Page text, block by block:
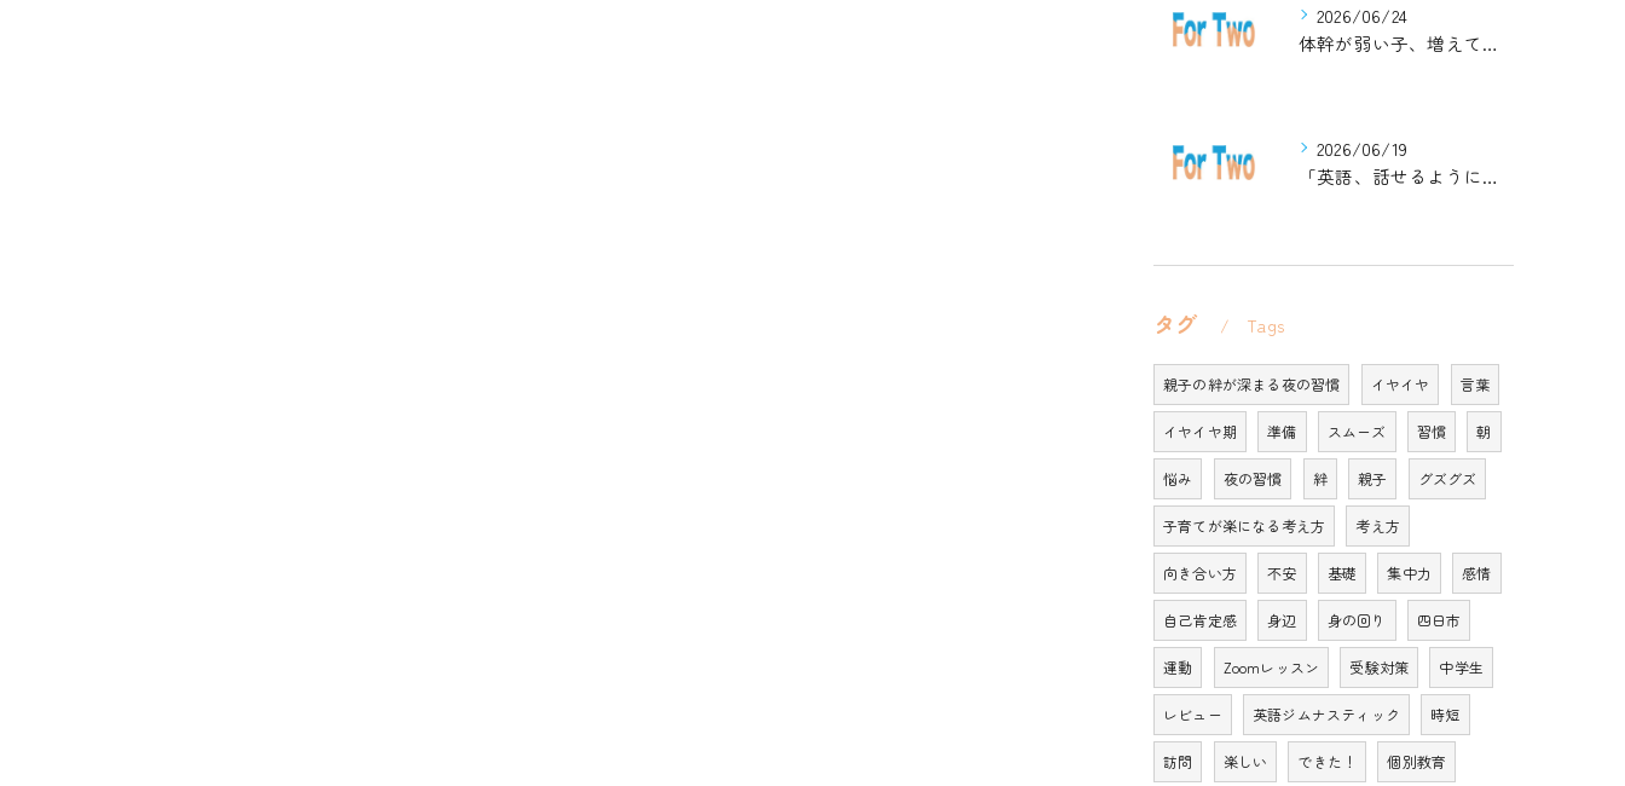
2026/06/24
体幹が弱い子、増えています。英語ジムナスティックで楽しく解決！
2026/06/19
「英語、話せるようになりたい」中学生・高校生のためのZoomレッスン
タグ Tags
親子の絆が深まる夜の習慣 イヤイヤ 言葉
イヤイヤ期 準備 スムーズ 習慣 朝
悩み 夜の習慣 絆 親子 グズグズ
子育てが楽になる考え方 考え方
向き合い方 不安 基礎 集中力 感情
自己肯定感 身辺 身の回り 四日市
運動 Zoomレッスン 受験対策 中学生
レビュー 英語ジムナスティック 時短
訪問 楽しい できた！ 個別教育